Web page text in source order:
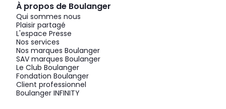
À propos de Boulanger
Qui sommes nous
Plaisir partagé
L'espace Presse
Nos services
Nos marques Boulanger
SAV marques Boulanger
Le Club Boulanger
Fondation Boulanger
Client professionnel
Boulanger INFINITY